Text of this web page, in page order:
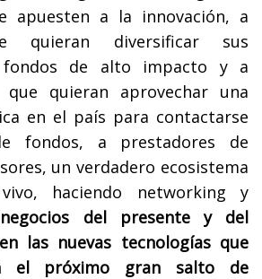
apuesten a la innovación, a
quieran diversificar sus
de alto impacto y a
que quieran aprovechar una
en el país para contactarse
fondos, a prestadores de
un verdadero ecosistema
haciendo networking y
del presente y del
las nuevas tecnologías que
el próximo gran salto de